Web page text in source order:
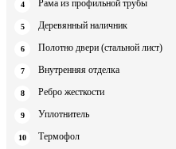
Рама из профильной трубы
Деревянный наличник
Полотно двери (стальной лист)
Внутренняя отделка
Ребро жесткости
Уплотнитель
Термофол